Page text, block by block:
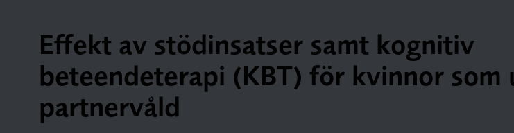
Effekt av stödinsatser samt kognitiv
beteendeterapi (KBT) för kvinnor
partnervåld